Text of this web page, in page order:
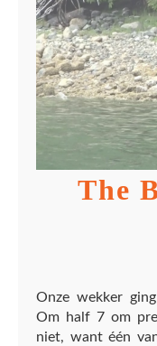
The
Onze wekker
Om half 7 om
niet, want één